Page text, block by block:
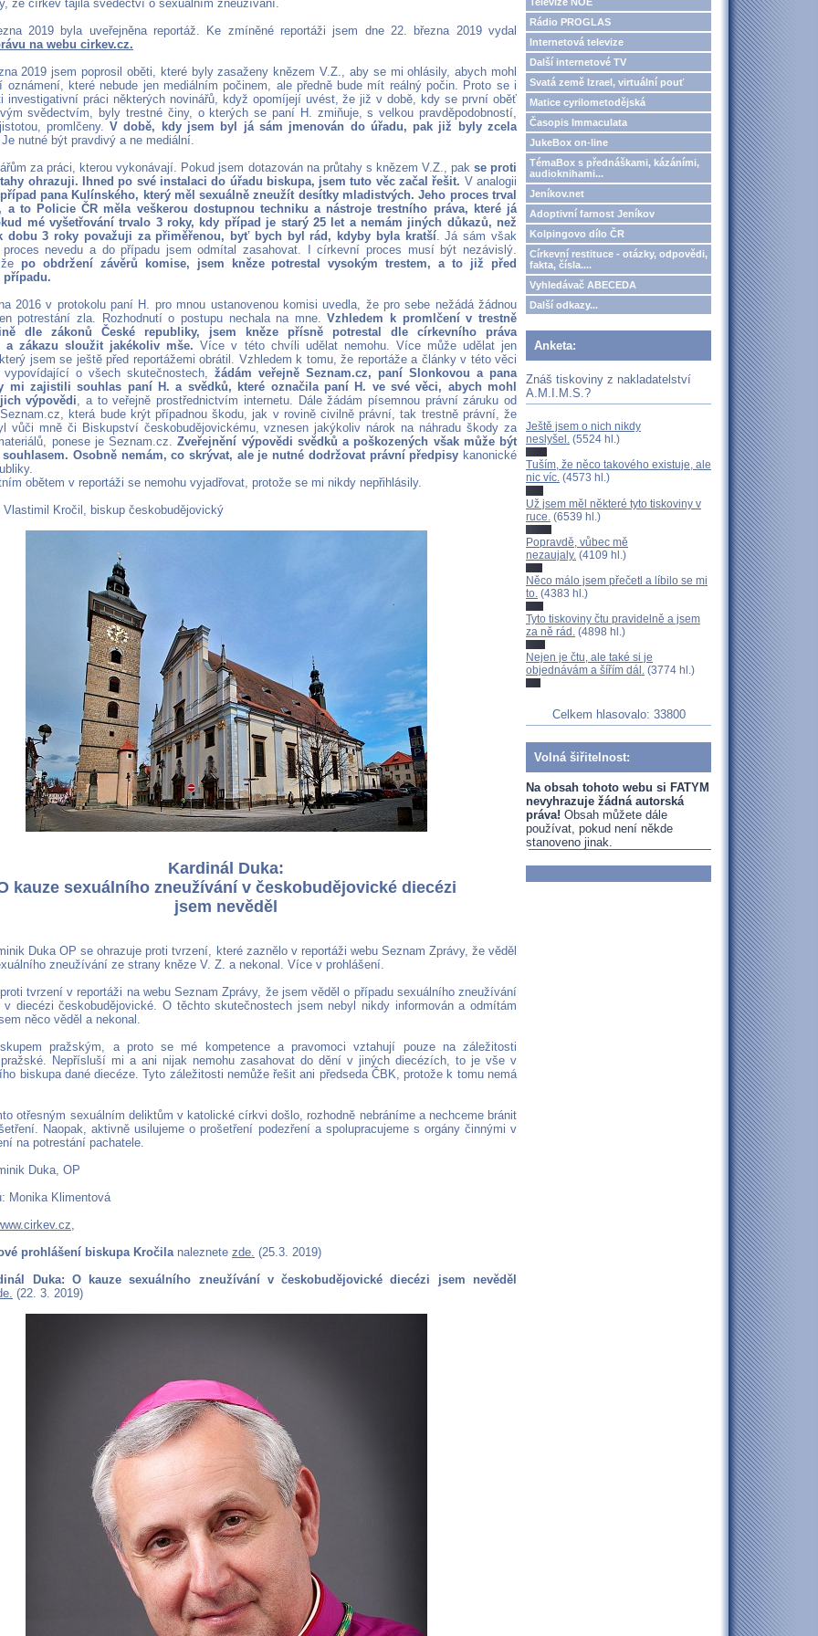
že církev tajila svědectví o sexuálním zneužívání.
2019 byla uveřejněna reportáž. Ke zmíněné reportáži jsem dne 22. března 2019 vydal
na webu cirkev.cz.
2019 jsem poprosil oběti, které byly zasaženy knězem V.Z., aby se mi ohlásily, abych mohl
oznámení, které nebude jen mediálním počinem, ale předně bude mít reálný počin. Proto se i
investigativní práci některých novinářů, když opomíjejí uvést, že již v době, kdy se první oběť
svědectvím, byly trestné činy, o kterých se paní H. zmiňuje, s velkou pravděpodobností,
promlčeny.V době, kdy jsem byl já sám jmenován do úřadu, pak již byly zcela
nutné být pravdivý a ne mediální.
za práci, kterou vykonávají. Pokud jsem dotazován na průtahy s knězem V.Z., pak se proti
ohrazuji. Ihned po své instalaci do úřadu biskupa, jsem tuto věc začal řešit. V analogii
případ pana Kulínského, který měl sexuálně zneužít desítky mladistvých. Jeho proces trval
a to Policie ČR měla veškerou dostupnou techniku a nástroje trestního práva, které já
mé vyšetřování trvalo 3 roky, kdy případ je starý 25 let a nemám jiných důkazů, než
dobu 3 roky považuji za přiměřenou, byť bych byl rád, kdyby byla kratší. Já sám však
nevedu a do případu jsem odmítal zasahovat. I církevní proces musí být nezávislý.
po obdržení závěrů komise, jsem kněze potrestal vysokým trestem, a to již před
případu.
2016 v protokolu paní H. pro mnou ustanovenou komisi uvedla, že pro sebe nežádá žádnou
potrestání zla. Rozhodnutí o postupu nechala na mne.Vzhledem k promlčení v trestně
dle zákonů České republiky, jsem kněze přísně potrestal dle církevního práva
a zákazu sloužit jakékoliv mše. Více v této chvíli udělat nemohu. Více může udělat jen
jsem se ještě před reportážemi obrátil. Vzhledem k tomu, že reportáže a články v této věci
vypovídající o všech skutečnostech, žádám veřejně Seznam.cz, paní Slonkovou a pana
mi zajistili souhlas paní H. a svědků, které označila paní H. ve své věci, abych mohl
výpovědi, a to veřejně prostřednictvím internetu. Dále žádám písemnou právní záruku od
která bude krýt případnou škodu, jak v rovině civilně právní, tak trestně právní, že
vůči mně či Biskupství českobudějovickému, vznesen jakýkoliv nárok na náhradu škody za
ponese je Seznam.cz.Zveřejnění výpovědi svědků a poškozených však může být
Osobně nemám, co skrývat, ale je nutné dodržovat právní předpisy kanonické
obětem v reportáži se nemohu vyjadřovat, protože se mi nikdy nepřihlásily.
Vlastimil Kročil, biskup českobudějovický
Kardinál Duka:
kauze sexuálního zneužívání v českobudějovické diecézi
jsem nevěděl
Duka OP se ohrazuje proti tvrzení, které zaznělo v reportáži webu Seznam Zprávy, že věděl
zneužívání ze strany kněze V. Z. a nekonal. Více v prohlášení.
tvrzení v reportáži na webu Seznam Zprávy, že jsem věděl o případu sexuálního zneužívání
diecézi českobudějovické. O těchto skutečnostech jsem nebyl nikdy informován a odmítám
něco věděl a nekonal.
pražským, a proto se mé kompetence a pravomoci vztahují pouze na záležitosti
pražské. Nepřísluší mi a ani nijak nemohu zasahovat do dění v jiných diecézích, to je vše v
biskupa dané diecéze. Tyto záležitosti nemůže řešit ani předseda ČBK, protože k tomu nemá
otřesným sexuálním deliktům v katolické církvi došlo, rozhodně nebráníme a nechceme bránit
Naopak, aktivně usilujeme o prošetření podezření a spolupracujeme s orgány činnými v
na potrestání pachatele.
Duka, OP
Monika Klimentová
,
prohlášení biskupa Kročilanaleznete zde. (25.3. 2019)
Duka: O kauze sexuálního zneužívání v českobudějovické diecézi jsem nevěděl
(22. 3. 2019)
Rádio PROGLAS
Internetová televize
Další internetové TV
Svatá země Izrael, virtuální pouť
Matice cyrilometodějská
Časopis Immaculata
JukeBox on-line
TémaBox s přednáškami, kázáními,
audioknihami...
Jeníkov.net
Adoptivní farnost Jeníkov
Kolpingovo dílo ČR
Církevní restituce - otázky, odpovědi,
fakta, čísla....
Vyhledávač ABECEDA
Další odkazy...
Anketa:
Znáš tiskoviny z nakladatelství
A.M.I.M.S.?
Ještě jsem o nich nikdy
neslyšel. (5524 hl.)
Tuším, že něco takového existuje, ale
nic víc. (4573 hl.)
Už jsem měl některé tyto tiskoviny v
ruce. (6539 hl.)
Popravdě, vůbec mě
nezaujaly. (4109 hl.)
Něco málo jsem přečetl a líbilo se mi
to. (4383 hl.)
Tyto tiskoviny čtu pravidelně a jsem
za ně rád. (4898 hl.)
Nejen je čtu, ale také si je
objednávám a šířím dál. (3774 hl.)
Celkem hlasovalo: 33800
Volná šiřitelnost:
Na obsah tohoto webu si FATYM
nevyhrazuje žádná autorská
práva! Obsah můžete dále
používat, pokud není někde
stanoveno jinak.